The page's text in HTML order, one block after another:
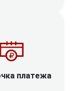
платежа